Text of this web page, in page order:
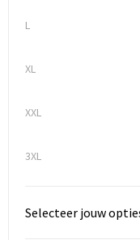
L
XL
XXL
3XL
Selecteer jouw